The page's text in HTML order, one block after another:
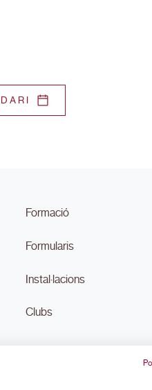
Formació
Formularis
Instal·lacions
Clubs